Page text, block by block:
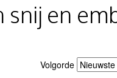
snij en
Volgorde